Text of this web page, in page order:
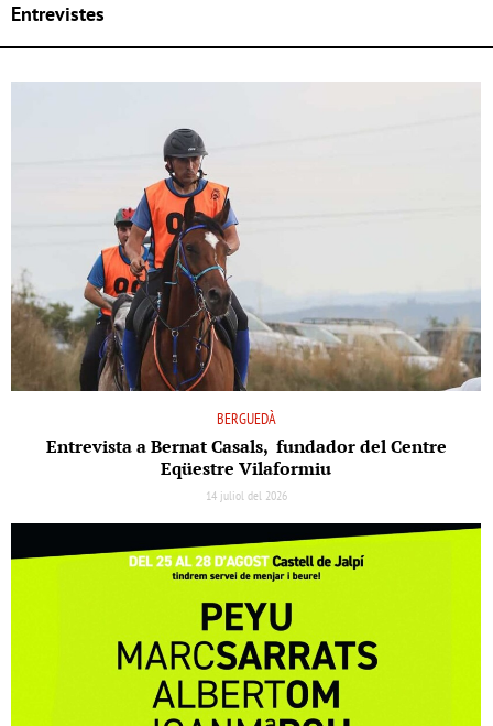
Entrevistes
BERGUEDÀ
Entrevista a Bernat Casals, fundador del Centre
Eqüestre Vilaformiu
14 juliol del 2026